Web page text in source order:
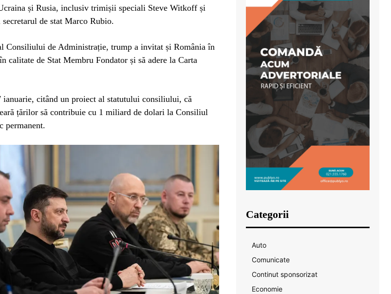
și Rusia, inclusiv trimișii speciali Steve Witkoff și
de stat Marco Rubio.
Consiliului de Administrație, trump a invitat și România în
calitate de Stat Membru Fondator și să adere la Carta
ianuarie, citând un proiect al statutului consiliului, că
țărilor să contribuie cu 1 miliard de dolari la Consiliul
permanent.
Categorii
Auto
Comunicate
Continut sponsorizat
Economie